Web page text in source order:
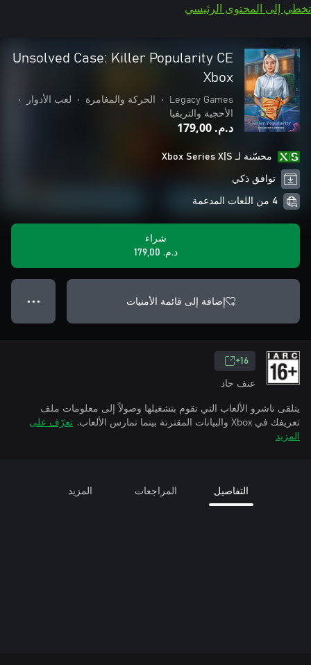
تخطي إلى المحتوى الرئيسي
Unsolved Case: Killer Popularity CE
Xbox
Legacy Games
• الحركة والمغامرة • لعب الأدوار
•
الأحجية والتريفيا
د.م.‏ 179,00
محسّنة لـ Xbox Series X|S
توافق ذكي
4 من اللغات المدعمة
شراء
د.م.‏ 179,00
إضافة إلى قائمة الأمنيات ● ● ●
16+
عنف حاد
يتلقى ناشرو الألعاب التي تقوم بتشغيلها وصولاً إلى معلومات ملف
تعريفك في Xbox والبيانات المقترنة بينما تمارس الألعاب.
تعرّف على
المزيد
التفاصيل المراجعات المزيد